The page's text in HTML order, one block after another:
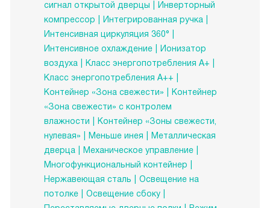
сигнал открытой дверцы
Инверторный
компрессор
Интегрированная ручка
Интенсивная циркуляция 360°
Интенсивное охлаждение
Ионизатор
воздуха
Класс энергопотребления А+
Класс энергопотребления А++
Контейнер «Зона свежести»
Контейнер
«Зона свежести» с контролем
влажности
Контейнер «Зоны свежести,
нулевая»
Меньше инея
Металлическая
дверца
Механическое управление
Многофункциональный контейнер
Нержавеющая сталь
Освещение на
потолке
Освещение сбоку